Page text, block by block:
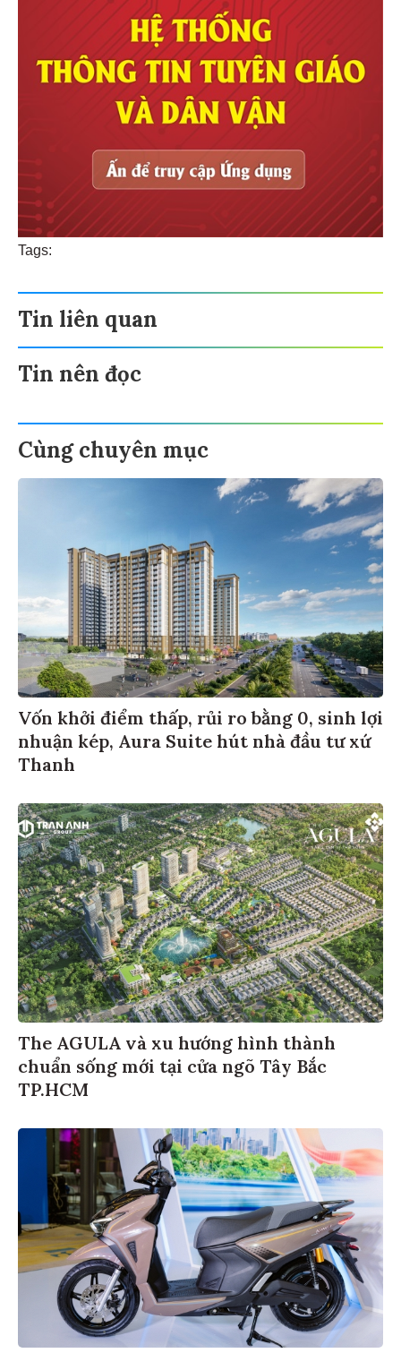
Tags:
Tin liên quan
Tin nên đọc
Cùng chuyên mục
Vốn khởi điểm thấp, rủi ro bằng 0, sinh lợi
nhuận kép, Aura Suite hút nhà đầu tư xứ
Thanh
The AGULA và xu hướng hình thành
chuẩn sống mới tại cửa ngõ Tây Bắc
TP.HCM